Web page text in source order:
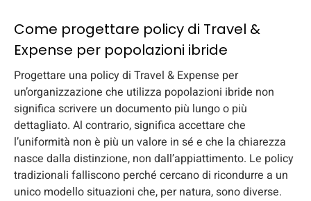
Come progettare policy di Travel &
Expense per popolazioni ibride
Progettare una policy di Travel & Expense per
un’organizzazione che utilizza popolazioni ibride non
significa scrivere un documento più lungo o più
dettagliato. Al contrario, significa accettare che
l’uniformità non è più un valore in sé e che la chiarezza
nasce dalla distinzione, non dall’appiattimento. Le policy
tradizionali falliscono perché cercano di ricondurre a un
unico modello situazioni che, per natura, sono diverse.